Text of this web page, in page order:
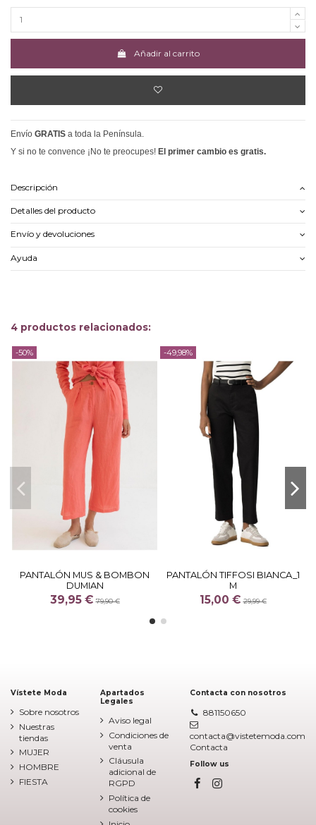
Añadir al carrito
Envío GRATIS a toda la Península.
Y si no te convence ¡No te preocupes! El primer cambio es gratis.
Descripción
Detalles del producto
Envío y devoluciones
Ayuda
4 productos relacionados:
-50%
PANTALÓN MUS & BOMBON
DUMIAN
39,95 €79,90 €
-49,98%
PANTALÓN TIFFOSI BIANCA_1
M
15,00 €29,99 €
Vístete Moda
Sobre nosotros
Nuestras
tiendas
MUJER
HOMBRE
FIESTA
Apartados
Legales
Aviso legal
Condiciones de
venta
Cláusula
adicional de
RGPD
Política de
cookies
Contacta con nosotros
881150650
contacta@vistetemoda.com
Contacta
Follow us